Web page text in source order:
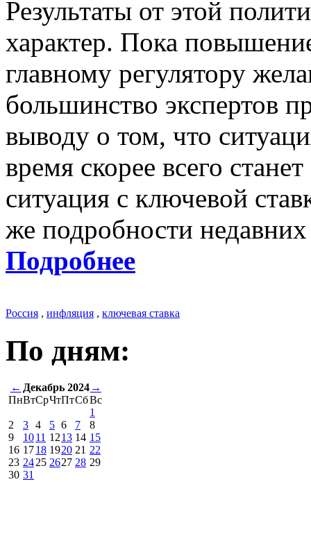
Результаты от этой
характер. Пока
главному регулятору
большинство экспертов
выводу о том, что
время скорее всего
ситуация с ключевой
же подробности
Подробнее
Россия , инфляция , ключевая ставка
По дням:
← Декабрь 2024 →
ПнВтСрЧтПтСбВс
1
2
3 4 5 6 7
8
9
1011 1213 14 15
16 1718 1920 21 22
23 2425 2627 28 29
30 31